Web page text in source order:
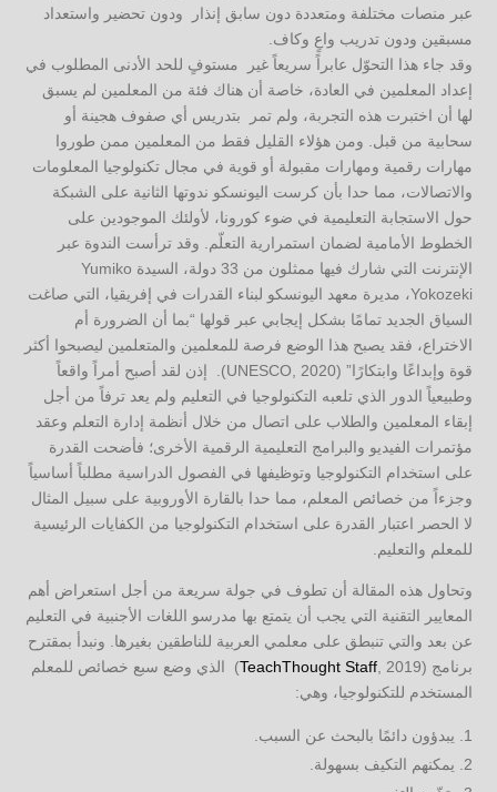
عبر منصات مختلفة ومتعددة دون سابق إنذار ودون تحضير واستعداد
مسبقين ودون تدريب واعٍ وكاف.
وقد جاء هذا التحوّل عابراً سريعاً غير مستوفٍ للحد الأدنى المطلوب في
إعداد المعلمين في العادة، خاصة أن هناك فئة من المعلمين لم يسبق
لها أن اختبرت هذه التجربة، ولم تمر بتدريس أي صفوف هجينة أو
سحابية من قبل. ومن هؤلاء القليل فقط من المعلمين ممن طوروا
مهارات رقمية ومهارات مقبولة أو قوية في مجال تكنولوجيا المعلومات
والاتصالات، مما حدا بأن كرست اليونسكو ندوتها الثانية على الشبكة
حول الاستجابة التعليمية في ضوء كورونا، لأولئك الموجودين على
الخطوط الأمامية لضمان استمرارية التعلّم. وقد ترأست الندوة عبر
الإنترنت التي شارك فيها ممثلون من 33 دولة، السيدة Yumiko
Yokozeki، مديرة معهد اليونسكو لبناء القدرات في إفريقيا، التي صاغت
السياق الجديد تمامًا بشكل إيجابي عبر قولها “بما أن الضرورة أم
الاختراع، فقد يصبح هذا الوضع فرصة للمعلمين والمتعلمين ليصبحوا أكثر
قوة وإبداعًا وابتكارًا” (UNESCO, 2020). إذن لقد أصبح أمراً واقعاً
وطبيعياً الدور الذي تلعبه التكنولوجيا في التعليم ولم يعد ترفاً من أجل
إبقاء المعلمين والطلاب على اتصال من خلال أنظمة إدارة التعلم وعقد
مؤتمرات الفيديو والبرامج التعليمية الرقمية الأخرى؛ فأضحت القدرة
على استخدام التكنولوجيا وتوظيفها في الفصول الدراسية مطلباً أساسياً
وجزءاً من خصائص المعلم، مما حدا بالقارة الأوروبية على سبيل المثال
لا الحصر اعتبار القدرة على استخدام التكنولوجيا من الكفايات الرئيسية
للمعلم والتعليم.
وتحاول هذه المقالة أن تطوف في جولة سريعة من أجل استعراض أهم
المعايير التقنية التي يجب أن يتمتع بها مدرسو اللغات الأجنبية في التعليم
عن بعد والتي تنبطق على معلمي العربية للناطقين بغيرها. ونبدأ بمقترح
برنامج (
TeachThought Staff, 2019) الذي وضع سبع خصائص للمعلم
المستخدم للتكنولوجيا، وهي:
يبدؤون دائمًا بالبحث عن السبب.
يمكنهم التكيف بسهولة.